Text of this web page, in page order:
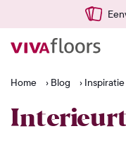
Home › Blog › Inspiratie